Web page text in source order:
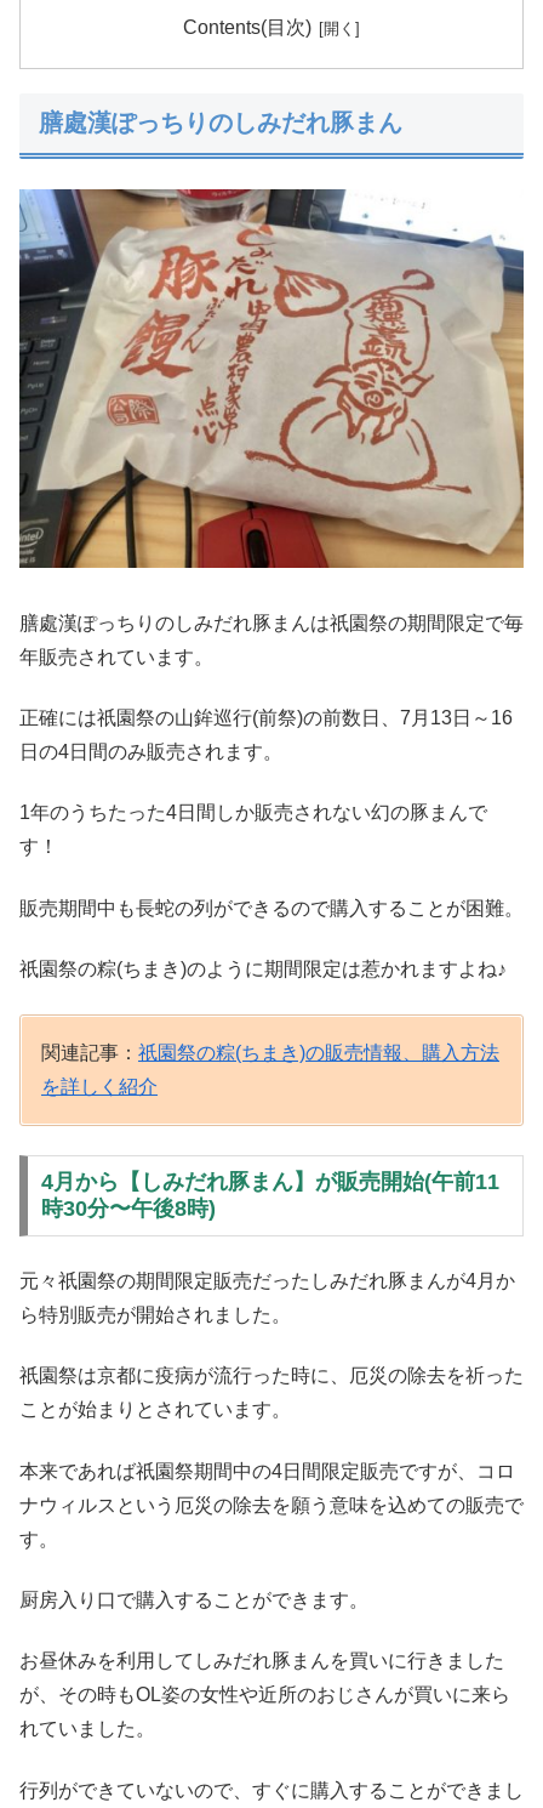
Contents(目次)
膳處漢ぽっちりのしみだれ豚まん
膳處漢ぽっちりのしみだれ豚まんは祇園祭の期間限定で毎
年販売されています。
正確には祇園祭の山鉾巡行(前祭)の前数日、7月13日～16
日の4日間のみ販売されます。
1年のうちたった4日間しか販売されない幻の豚まんで
す！
販売期間中も長蛇の列ができるので購入することが困難。
祇園祭の粽(ちまき)のように期間限定は惹かれますよね♪
関連記事： 祇園祭の粽(ちまき)の販売情報、購入方法
を詳しく紹介
4月から【しみだれ豚まん】が販売開始(午前11
時30分〜午後8時)
元々祇園祭の期間限定販売だったしみだれ豚まんが4月か
ら特別販売が開始されました。
祇園祭は京都に疫病が流行った時に、厄災の除去を祈った
ことが始まりとされています。
本来であれば祇園祭期間中の4日間限定販売ですが、コロ
ナウィルスという厄災の除去を願う意味を込めての販売で
す。
厨房入り口で購入することができます。
お昼休みを利用してしみだれ豚まんを買いに行きました
が、その時もOL姿の女性や近所のおじさんが買いに来ら
れていました。
行列ができていないので、すぐに購入することができまし